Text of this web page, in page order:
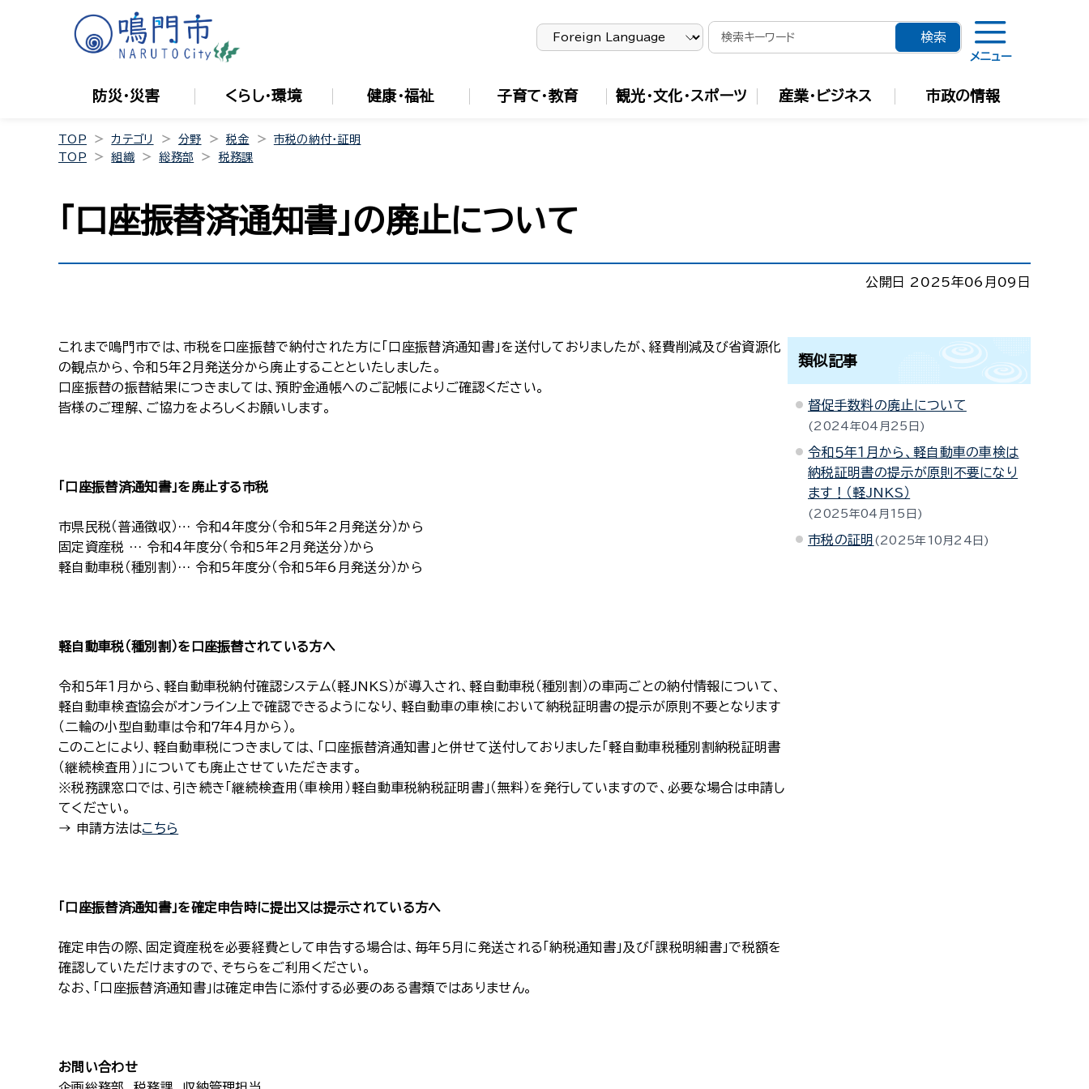
メニュー
防災・災害 くらし・環境 健康・福祉 子育て・教育 観光・文化・スポーツ 産業・ビジネス 市政の情報
TOP カテゴリ 分野 税金
市税の納付・証明
TOP
組織 総務部 税務課
「口座振替済通知書」の廃止について
公開日 2025年06月09日
これまで鳴門市では、市税を口座振替で納付された方に「口座振替済通知書」を送付しておりましたが、経費削減及び省資源化
の観点から、令和５年２月発送分から廃止することといたしました。
口座振替の振替結果につきましては、預貯金通帳へのご記帳によりご確認ください。
皆様のご理解、ご協力をよろしくお願いします。
「口座振替済通知書」を廃止する市税
市県民税（普通徴収）… 令和4年度分（令和5年2月発送分）から
固定資産税 … 令和4年度分（令和5年2月発送分）から
軽自動車税（種別割）… 令和5年度分（令和5年6月発送分）から
軽自動車税（種別割）を口座振替されている方へ
令和５年１月から、軽自動車税納付確認システム（軽JNKS）が導入され、軽自動車税（種別割）の車両ごとの納付情報について、
軽自動車検査協会がオンライン上で確認できるようになり、軽自動車の車検において納税証明書の提示が原則不要となります
（二輪の小型自動車は令和７年４月から）。
このことにより、軽自動車税につきましては、「口座振替済通知書」と併せて送付しておりました「軽自動車税種別割納税証明書
（継続検査用）」についても廃止させていただきます。
※税務課窓口では、引き続き「継続検査用（車検用）軽自動車税納税証明書」（無料）を発行していますので、必要な場合は申請し
てください。
→ 申請方法はこちら
「口座振替済通知書」を確定申告時に提出又は提示されている方へ
確定申告の際、固定資産税を必要経費として申告する場合は、毎年５月に発送される「納税通知書」及び「課税明細書」で税額を
確認していただけますので、そちらをご利用ください。
なお、「口座振替済通知書」は確定申告に添付する必要のある書類ではありません。
お問い合わせ
類似記事
督促手数料の廃止について
2024年04月25日
令和５年１月から、軽自動車の車検は
納税証明書の提示が原則不要になり
ます！（軽JNKS）
2025年04月15日
市税の証明 2025年10月24日